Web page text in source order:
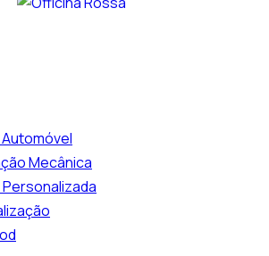
Mecânica